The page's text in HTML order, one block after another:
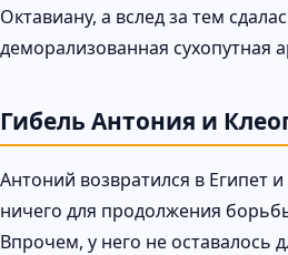
Октавиану, а вслед за тем
деморализованная сухопутная
Гибель Антония и
Антоний возвратился в Египет
ничего для продолжения
Впрочем, у него не оставалось